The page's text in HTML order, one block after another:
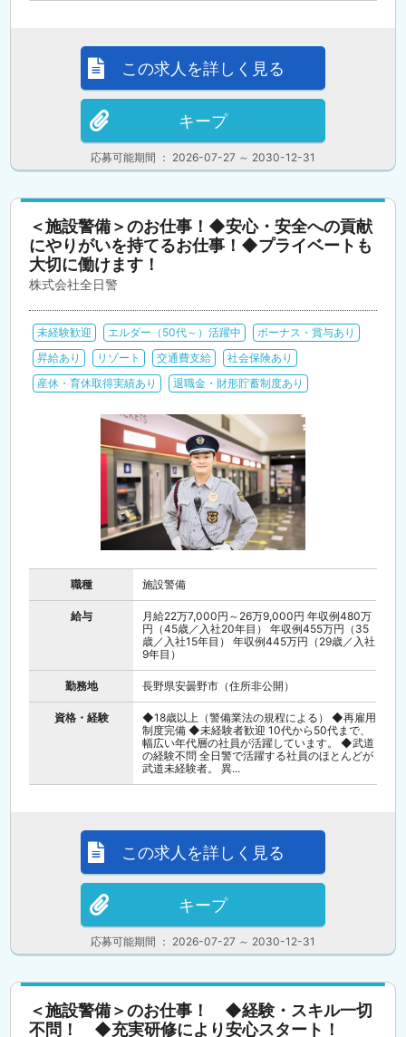
応募可能期間 ： 2026-07-27 ～ 2030-12-31
この求人を詳しく見る
キープ
＜施設警備＞のお仕事！◆安心・安全への貢献
にやりがいを持てるお仕事！◆プライベートも
大切に働けます！
株式会社全日警
未経験歓迎 エルダー（50代～）活躍中
ボーナス・賞与あり
昇給あり
リゾート 交通費支給
社会保険あり
産休・育休取得実績あり
退職金・財形貯蓄制度あり
職種 施設警備
給与
月給22万7,000円～26万9,000円 年収例480万
円（45歳／入社20年目） 年収例455万円（35
歳／入社15年目） 年収例445万円（29歳／入社
9年目）
勤務地 長野県安曇野市（住所非公開）
資格・経験
◆18歳以上（警備業法の規程による） ◆再雇用
制度完備 ◆未経験者歓迎 10代から50代まで、
幅広い年代層の社員が活躍しています。 ◆武道
の経験不問 全日警で活躍する社員のほとんどが
武道未経験者。 異...
応募可能期間 ： 2026-07-27 ～ 2030-12-31
この求人を詳しく見る
キープ
＜施設警備＞のお仕事！ ◆経験・スキル一切
不問！ ◆充実研修により安心スタート！